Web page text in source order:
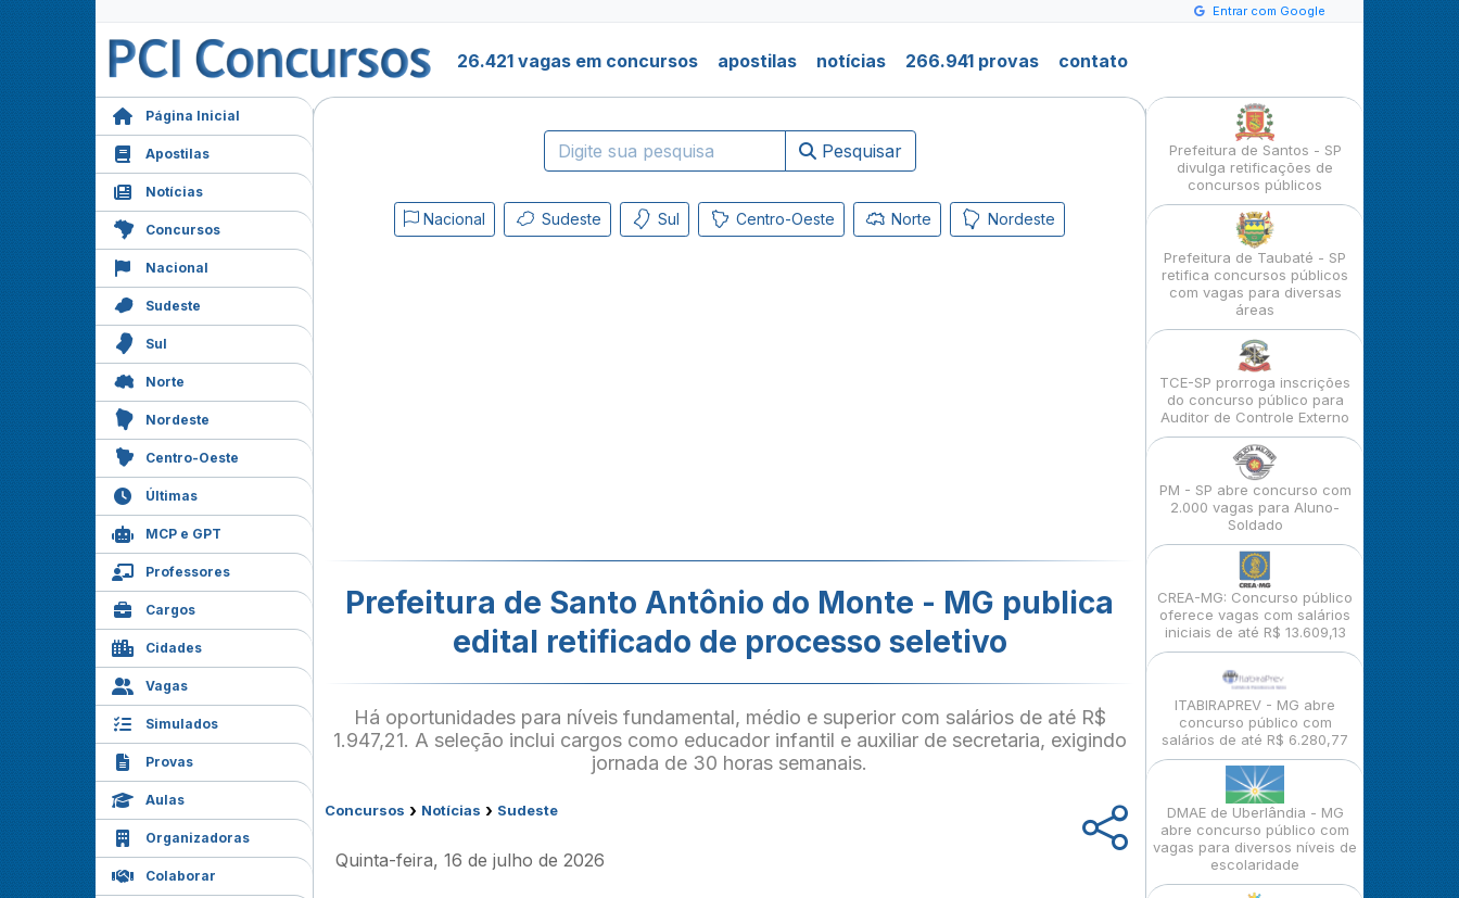
Entrar com Google
26.421 vagas em concursos apostilas notícias 266.941 provas contato
Página Inicial
Apostilas
Notícias
Concursos
Nacional
Sudeste
Sul
Norte
Nordeste
Centro-Oeste
Últimas
MCP e GPT
Professores
Cargos
Cidades
Vagas
Simulados
Provas
Aulas
Organizadoras
Colaborar
Pesquisar
Nacional Sudeste Sul Centro-Oeste Norte Nordeste
Prefeitura de Santo Antônio do Monte - MG publica
edital retificado de processo seletivo
Há oportunidades para níveis fundamental, médio e superior com salários de até R$
1.947,21. A seleção inclui cargos como educador infantil e auxiliar de secretaria, exigindo
jornada de 30 horas semanais.
Concursos › Notícias › Sudeste
Quinta-feira, 16 de julho de 2026
Prefeitura de Santos - SP
divulga retificações de
concursos públicos
Prefeitura de Taubaté - SP
retifica concursos públicos
com vagas para diversas
áreas
TCE-SP prorroga inscrições
do concurso público para
Auditor de Controle Externo
PM - SP abre concurso com
2.000 vagas para Aluno-
Soldado
CREA-MG: Concurso público
oferece vagas com salários
iniciais de até R$ 13.609,13
ITABIRAPREV - MG abre
concurso público com
salários de até R$ 6.280,77
DMAE de Uberlândia - MG
abre concurso público com
vagas para diversos níveis de
escolaridade